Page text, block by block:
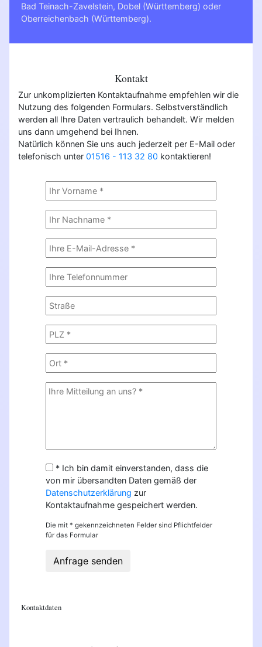
Bad Teinach-Zavelstein, Dobel (Württemberg) oder
Oberreichenbach (Württemberg).
Kontakt
Zur unkomplizierten Kontaktaufnahme empfehlen wir die
Nutzung des folgenden Formulars. Selbstverständlich
werden all Ihre Daten vertraulich behandelt. Wir melden
uns dann umgehend bei Ihnen.
Natürlich können Sie uns auch jederzeit per E-Mail oder
telefonisch unter 01516 - 113 32 80 kontaktieren!
* Ich bin damit einverstanden, dass die
von mir übersandten Daten gemäß der
Datenschutzerklärung zur
Kontaktaufnahme gespeichert werden.
Die mit * gekennzeichneten Felder sind Pflichtfelder
für das Formular
Anfrage senden
Kontaktdaten